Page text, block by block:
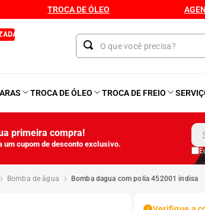
TROCA DE ÓLEO
TROCA DE ÓLEO TROCA DE FREIO
primeira compra!
um cupom de desconto exclusivo.
bomba de água bomba dagua com polia 452001 indisa
1º Kit 4 Pneu
2º Kit Pneu
3 º Bproauto